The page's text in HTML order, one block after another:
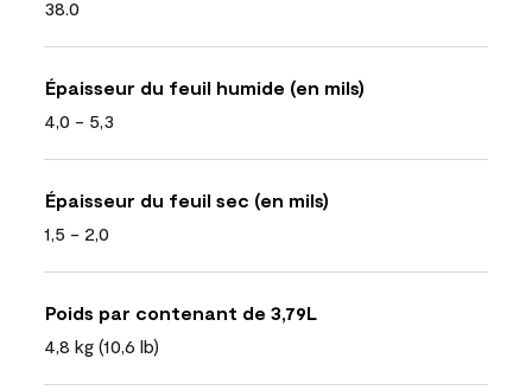
38.0
Épaisseur du feuil humide (en mils)
4,0 - 5,3
Épaisseur du feuil sec (en mils)
1,5 - 2,0
Poids par contenant de 3,79L
4,8 kg (10,6 lb)